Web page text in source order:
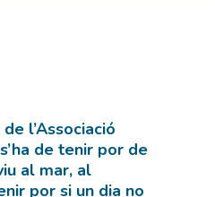
l’Associació
de tenir por de
al mar, al
por si un dia no